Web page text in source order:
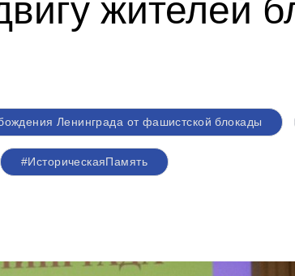
жителей
Ленинграда от фашистской блокады
#ИсторическаяПамять